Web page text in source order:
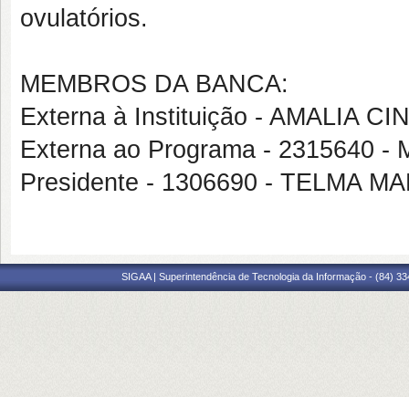
ovulatórios.
MEMBROS DA BANCA:
Externa à Instituição - AMALIA
Externa ao Programa - 2315640 -
Presidente - 1306690 - TELMA
SIGAA | Superintendência de Tecnologia da Informação - (84)